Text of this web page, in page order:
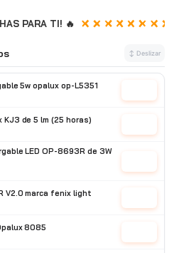
PARA TI! 🔥
↕ Deslizar
5w opalux op-L5351
KJ3 de 5 lm (25 horas)
LED OP-8693R de 3W
V2.0 marca fenix light
8085